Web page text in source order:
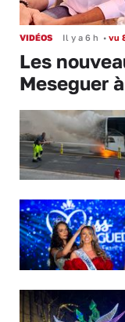
VIDÉOS Il y a 6 h • vu
Les
Meseguer